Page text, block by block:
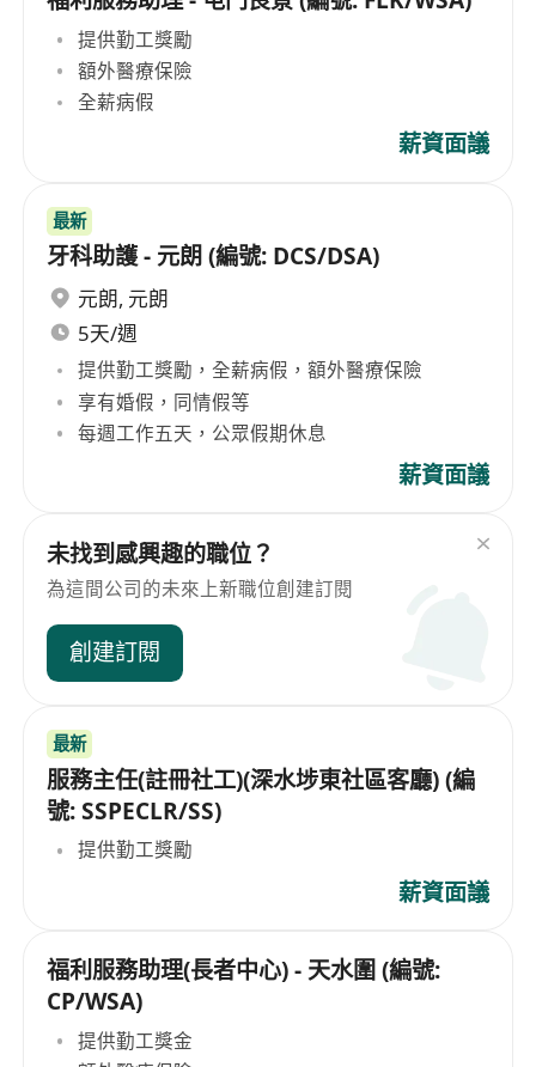
提供勤工獎勵
額外醫療保險
全薪病假
薪資面議
最新
牙科助護 - 元朗 (編號: DCS/DSA)
元朗, 元朗
5天/週
提供勤工獎勵，全薪病假，額外醫療保險
享有婚假，同情假等
每週工作五天，公眾假期休息
薪資面議
未找到感興趣的職位？
為這間公司的未來上新職位創建訂閱
創建訂閱
最新
服務主任(註冊社工)(深水埗東社區客廳) (編
號: SSPECLR/SS)
提供勤工獎勵
薪資面議
福利服務助理(長者中心) - 天水圍 (編號:
CP/WSA)
提供勤工獎金